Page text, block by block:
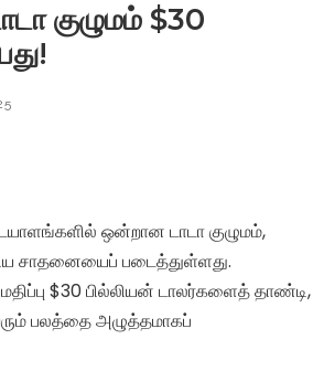
குழுமம் $30
ஒன்றான டாடா குழுமம்,
சாதனையைப் படைத்துள்ளது.
$30 பில்லியன் டாலர்களைத் தாண்டி,
பலத்தை அழுத்தமாகப்